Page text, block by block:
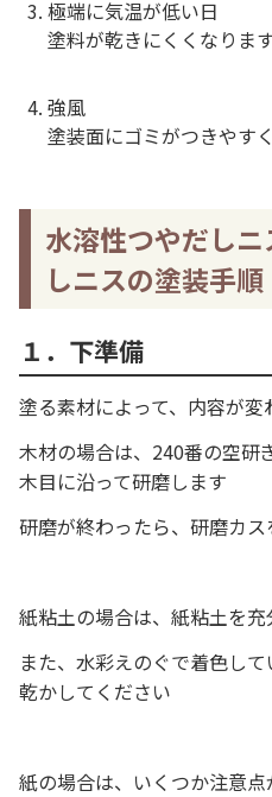
極端に気温が低い日
塗料が乾きにくくなりま
強風
塗装面にゴミがつきやす
水溶性つやだし
しニスの塗装手順
１．下準備
塗る素材によって、内容が変
木材の場合は、240番の空研
木目に沿って研磨します
研磨が終わったら、研磨カ
紙粘土の場合は、紙粘土を
また、水彩えのぐで着色し
乾かしてください
紙の場合は、いくつか注意